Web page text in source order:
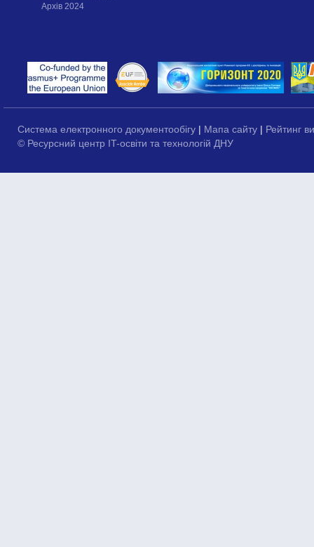
Архів 2024
Система електронного документообігу | Мапа сайту | Рейтинг
© Ресурсний центр IT-освіти та технологій ДНУ